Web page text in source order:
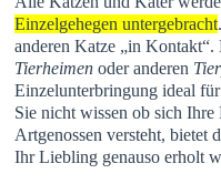
Einzelgehegen untergebracht
anderen Katze „in
Tierheimen oder anderen
Einzelunterbringung ideal
Sie nicht wissen ob sich
Artgenossen versteht, bietet
Ihr Liebling genauso erholt